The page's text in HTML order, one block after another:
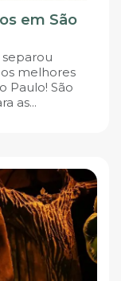
em São
separou
melhores
Paulo! São
as...